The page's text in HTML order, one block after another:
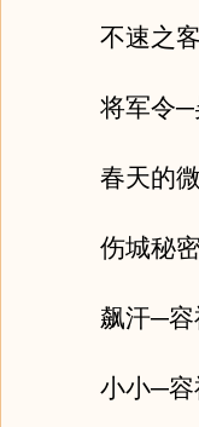
不速之客
将军令─
春天的微
伤城秘密
飙汗─容
小小─容